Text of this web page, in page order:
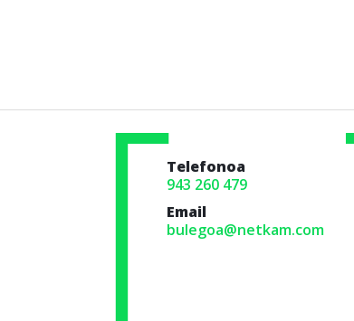
Telefonoa
943 260 479
Email
bulegoa@netkam.com